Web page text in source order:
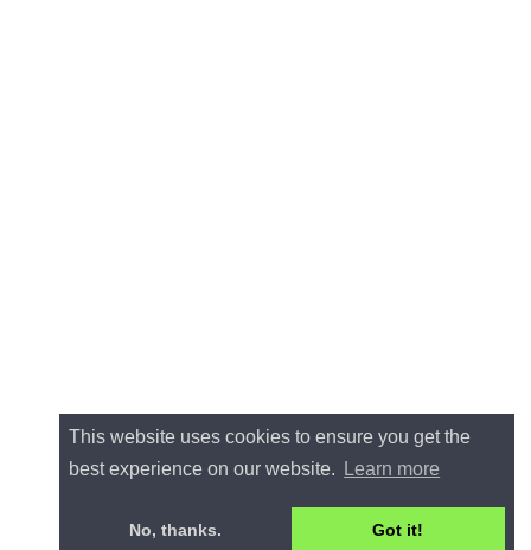
This website uses cookies to ensure you get the
best experience on our website.
Learn more
No, thanks. Got it!